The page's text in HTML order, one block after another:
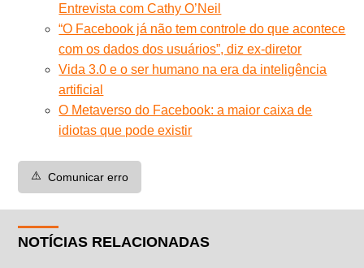
Entrevista com Cathy O’Neil
“O Facebook já não tem controle do que acontece
com os dados dos usuários”, diz ex-diretor
Vida 3.0 e o ser humano na era da inteligência
artificial
O Metaverso do Facebook: a maior caixa de
idiotas que pode existir
⚠️ Comunicar erro
NOTÍCIAS RELACIONADAS